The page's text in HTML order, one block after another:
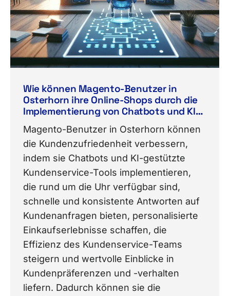
Wie können Magento-Benutzer in
Osterhorn ihre Online-Shops durch die
Implementierung von Chatbots und KI-
gestützten Kundenservice-Tools die
Kundenzufriedenheit verbessern?
Magento-Benutzer in Osterhorn können
die Kundenzufriedenheit verbessern,
indem sie Chatbots und KI-gestützte
Kundenservice-Tools implementieren,
die rund um die Uhr verfügbar sind,
schnelle und konsistente Antworten auf
Kundenanfragen bieten, personalisierte
Einkaufserlebnisse schaffen, die
Effizienz des Kundenservice-Teams
steigern und wertvolle Einblicke in
Kundenpräferenzen und -verhalten
liefern. Dadurch können sie die